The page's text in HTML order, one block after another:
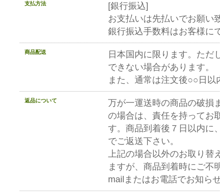
支払方法
[銀行振込]
お支払いは先払いでお願い
銀行振込手数料はお客様に
商品配送
日本国内に限ります。ただ
できない場合があります。
また、通常は注文後○○日
返品について
万が一運送時の商品の破損
の場合は、責任を持ってお
す。商品到着後７日以内に
でご返送下さい。
上記の場合以外のお取り替
ますが、商品到着時にご不
mailまたはお電話でお知ら